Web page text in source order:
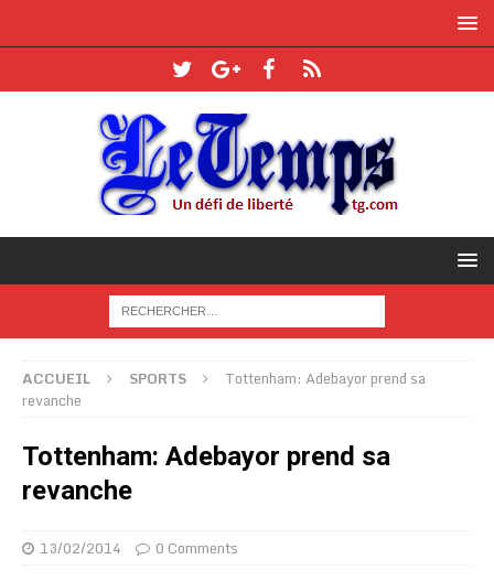
ACCUEIL SPORTS
Tottenham: Adebayor prend sa
revanche
Tottenham: Adebayor prend sa
revanche
13/02/2014 0 Comments